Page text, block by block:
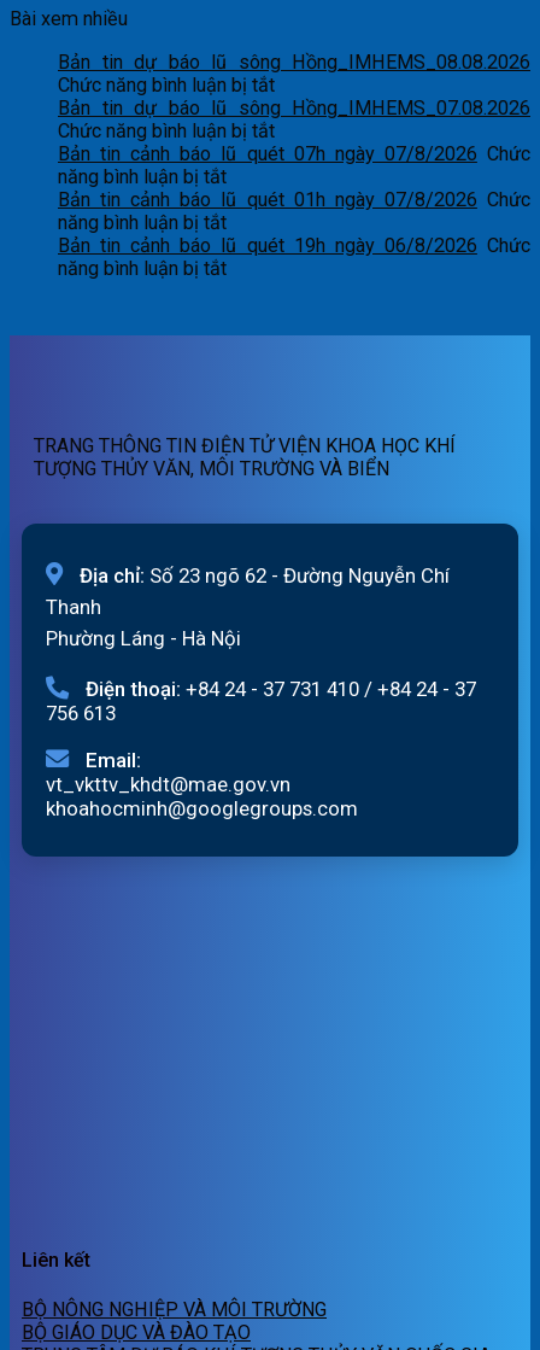
Bài xem nhiều
Bản tin dự báo lũ sông Hồng_IMHEMS_08.08.2026
Chức năng bình luận bị tắtở
Bản
tin
dự
lũ
Hồng_IMHEMS_08.08.2026
Bản tin dự báo lũ sông Hồng_IMHEMS_07.08.2026
Chức năng bình luận bị tắtở
Bản
dự
lũ
Bản tin cảnh báo lũ quét 07h ngày 07/8/2026 Chức
năng bình luận bị tắtở
Bản
tin
cảnh
báo
07h
Bản tin cảnh báo lũ quét 01h ngày 07/8/2026 Chức
năng bình luận bị tắtở
Bản
tin
lũ
Bản tin cảnh báo lũ quét 19h ngày 06/8/2026 Chức
năng bình luận bị tắtở
cảnh
ngày
06/8/2026
TRANG THÔNG TIN ĐIỆN TỬ VIỆN KHOA HỌC KHÍ
TƯỢNG THỦY VĂN, MÔI TRƯỜNG VÀ BIỂN
Địa chỉ: Số 23 ngõ 62 - Đường Nguyễn Chí
Thanh
Phường Láng - Hà Nội
Điện thoại: +84 24 - 37 731 410 / +84 24 - 37
756 613
Email:
vt_vkttv_khdt@mae.gov.vn
khoahocminh@googlegroups.com
Liên kết
BỘ NÔNG NGHIỆP VÀ MÔI TRƯỜNG
BỘ GIÁO DỤC VÀ ĐÀO TẠO